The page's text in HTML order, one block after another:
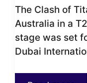
The Clash of
Australia in a
stage was set
Dubai